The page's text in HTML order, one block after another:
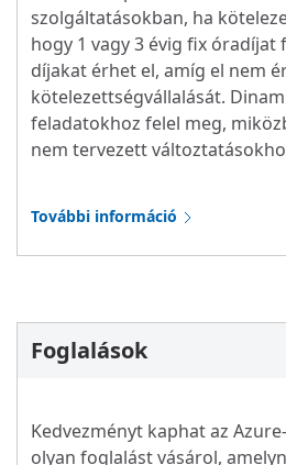
szolgáltatásokban, ha
hogy 1 vagy 3 évig fix óradíjat
díjakat érhet el, amíg el nem
kötelezettségvállalását.
feladatokhoz felel meg,
nem tervezett
További információ
Foglalások
Kedvezményt kaphat az
olyan foglalást vásárol,